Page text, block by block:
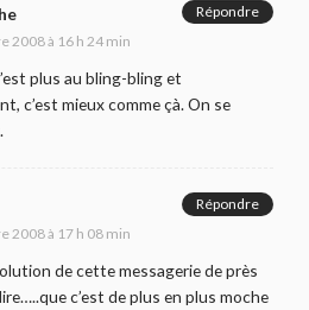
2008 à 16 h 24 min
plus au bling-bling et
c’est mieux comme çà. On se
Répondre
2008 à 17 h 08 min
de cette messagerie de près
c’est de plus en plus moche
Répondre